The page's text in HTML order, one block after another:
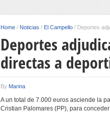
Home / Noticias / El Campello / Deportes
Deportes
directas a
By Marina
A un total de 7.000 euros asciende la
Cristian Palomares (PP), para